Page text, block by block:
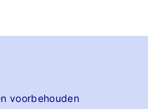
voorbehouden